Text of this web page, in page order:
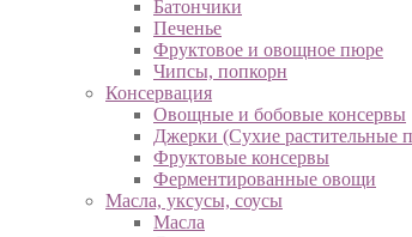
Батончики
Печенье
Фруктовое и овощное пюре
Чипсы, попкорн
Консервация
Овощные и бобовые консервы
Джерки (Сухие растительные
Фруктовые консервы
Ферментированные овощи
Масла, уксусы, соусы
Масла